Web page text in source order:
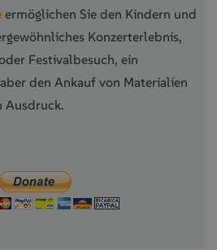
ermöglichen Sie den Kindern und
Konzerterlebnis,
Festivalbesuch, ein
den Ankauf von Materialien
Ausdruck.